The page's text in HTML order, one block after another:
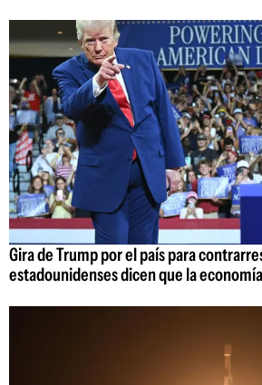
Gira de Trump por el país para
estadounidenses dicen que la